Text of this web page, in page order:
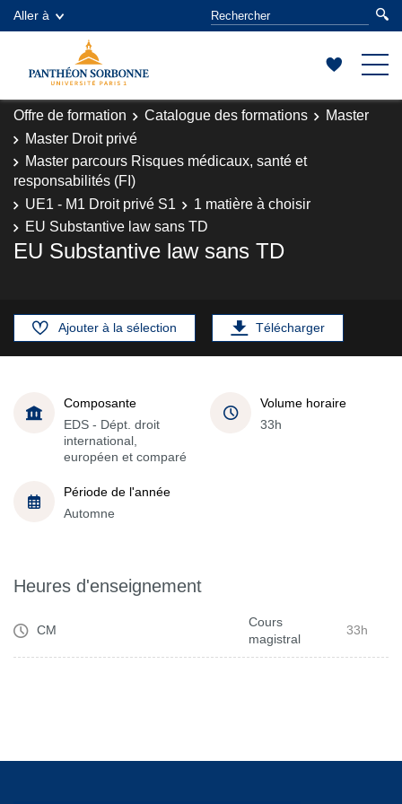
Aller à
Offre de formation Catalogue des formations
Master
Master Droit privé
Master parcours Risques médicaux, santé et
responsabilités (FI)
UE1 - M1 Droit privé S1
1 matière à choisir
EU Substantive law sans TD
EU Substantive law sans TD
Ajouter à la sélection Télécharger
Composante
EDS - Dépt. droit
international,
européen et comparé
Volume horaire
33h
Période de l'année
Automne
Heures d'enseignement
CM
Cours
magistral
33h